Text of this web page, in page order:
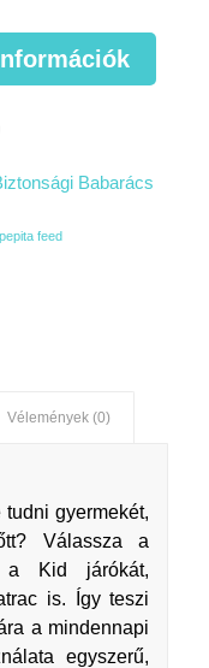
Babarács
feed
Vélemények (0)
gyermekét,
Válassza a
a Kid járókát,
is. Így teszi
a mindennapi
egyszerű,